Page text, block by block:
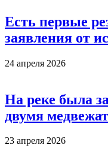
Есть первые
заявления от
24 апреля 2026
На реке была
двумя
23 апреля 2026